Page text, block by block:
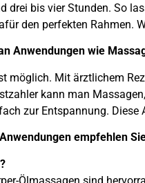
drei bis vier Stunden. So
den perfekten Rahmen.
Anwendungen wie
möglich. Mit ärztlichem
kann man
zur Entspannung. Diese
empfehlen
Ölmassagen sind